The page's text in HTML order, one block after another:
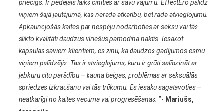
priecīgs. Ir pēdējais laiks cīnīties ar savu vājumu. EffectEro palīdz
viņiem šajā jautājumā, kas nerada atkarību, bet rada atvieglojumu.
Apkaunojošās kaites par nespēju nodarboties ar seksu vai tās
slikto kvalitāti daudzus vīriešus pamodina naktīs. Iesakot
kapsulas saviem klientiem, es zinu, ka daudzos gadījumos esmu
viņiem palīdzējis. Tas ir atvieglojums, kuru ir grūti salīdzināt ar
jebkuru citu parādību – kauna beigas, problēmas ar seksuālās
spriedzes izkraušanu vai tās trūkumu. Es iesaku sagatavoties –
neatkarīgi no kaites vecuma vai progresēšanas. ”- Mariušs,